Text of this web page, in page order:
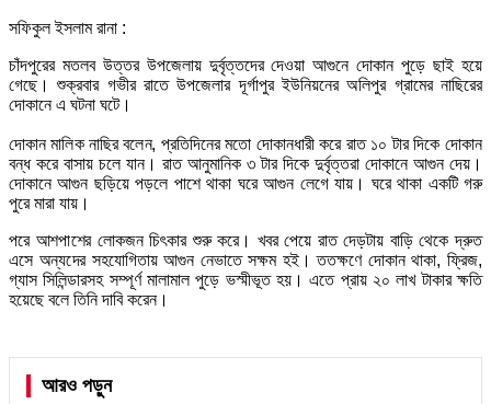
‎সফিকুল ইসলাম রানা :
‎চাঁদপুরের মতলব উত্তর উপজেলায় দুর্বৃত্তদের দেওয়া আগুনে দোকান পুড়ে ছাই হয়ে
গেছে। ‎শুক্রবার গভীর রাতে উপজেলার দূর্গাপুর ইউনিয়নের অলিপুর গ্রামের নাছিরের
দোকানে এ ঘটনা ঘটে।
‎দোকান মালিক নাছির বলেন, প্রতিদিনের মতো দোকানধারী করে রাত ১০ টার দিকে দোকান
বন্ধ করে বাসায় চলে যান। রাত আনুমানিক ৩ টার দিকে দুর্বৃত্তরা দোকানে আগুন দেয়।
দোকানে আগুন ছড়িয়ে পড়লে পাশে থাকা ঘরে আগুন লেগে যায়। ঘরে থাকা একটি গরু
পুরে মারা যায়।
পরে আশপাশের লোকজন চিৎকার শুরু করে। খবর পেয়ে রাত দেড়টায় বাড়ি থেকে দ্রুত
এসে অন্যদের সহযোগিতায় আগুন নেভাতে সক্ষম হই। ততক্ষণে দোকান থাকা, ফ্রিজ,
গ্যাস সিলিন্ডারসহ সম্পূর্ণ মালামাল পুড়ে ভস্মীভূত হয়। এতে প্রায় ২০ লাখ টাকার ক্ষতি
হয়েছে বলে তিনি দাবি করেন।
আরও পড়ুন